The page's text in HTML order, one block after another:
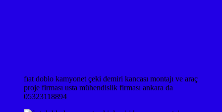
fıat doblo kamyonet çeki demiri kancası montajı ve araç
proje firması usta mühendislik firması ankara da
05323118894